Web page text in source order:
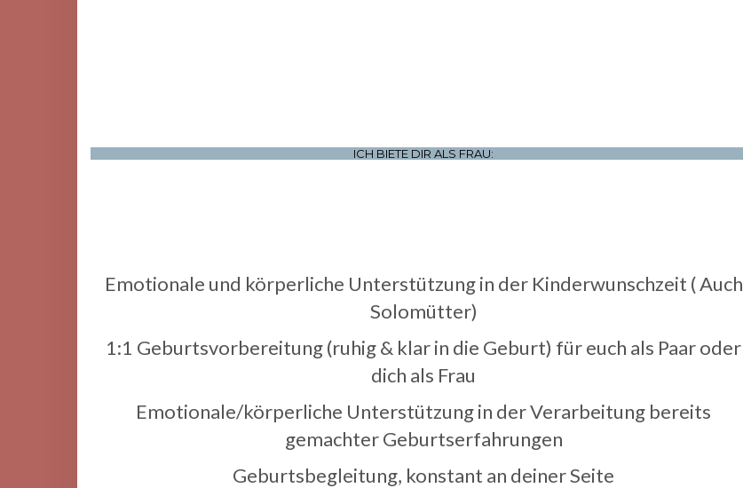
ICH BIETE DIR ALS FRAU:
Emotionale und körperliche Unterstützung in der Kinderwunschzeit ( Auch
Solomütter)
1:1 Geburtsvorbereitung (ruhig & klar in die Geburt) für euch als Paar oder
dich als Frau
Emotionale/körperliche Unterstützung in der Verarbeitung bereits
gemachter Geburtserfahrungen
Geburtsbegleitung, konstant an deiner Seite